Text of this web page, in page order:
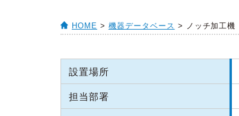
HOME > 機器データベース > ノッチ加工機
設置場所
担当部署